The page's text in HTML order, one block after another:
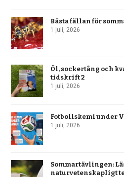
Bästa fällan för
1 juli, 2026
Öl, sockertång och
tidskrift 2
1 juli, 2026
Fotbollskemi under
1 juli, 2026
Sommartävlingen:
naturvetenskapligt